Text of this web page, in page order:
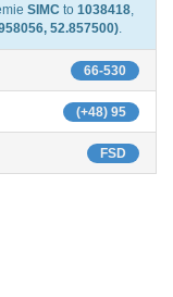
SIMC to 1038418,
52.857500).
66-530
(+48) 95
FSD